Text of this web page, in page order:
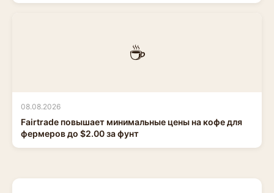
☕
08.08.2026
Fairtrade повышает минимальные цены на кофе для
фермеров до $2.00 за фунт